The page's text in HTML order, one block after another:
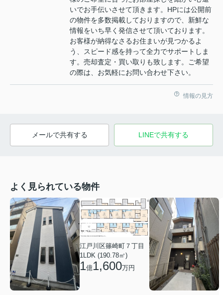
いでお手伝いさせて頂きます。HPには公開前
の物件を多数掲載しておりますので、新鮮な
情報をいち早く発信させて頂いております。
お客様が納得なさるお住まいが見つかるよ
う、スピード感を持って全力でサポートしま
す。売却査定・買い取りも致します。ご希望
の際は、お気軽にお問い合わせ下さい。
情報の見方
メールで共有する LINEで共有する
よく見られている物件
江戸川区篠崎町７丁目
1LDK (190.78㎡)
1億1,600万円